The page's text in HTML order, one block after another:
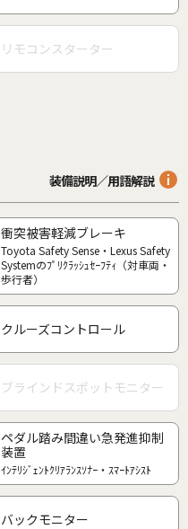
リモコンスターター
装備説明／用語解説
衝突被害軽減ブレーキ
Toyota Safety Sense・Lexus Safety
Systemのﾌﾟﾘｸﾗｯｼｭｾｰﾌﾃｨ（対車両・
歩行者）
クルーズコントロール
ブラインドスポットモニター
ペダル踏み間違い急発進抑制
装置
ｲﾝﾃﾘｼﾞｪﾝﾄｸﾘｱﾗﾝｽｿﾅｰ・ｽﾏｰﾄｱｼｽﾄ
バックモニター